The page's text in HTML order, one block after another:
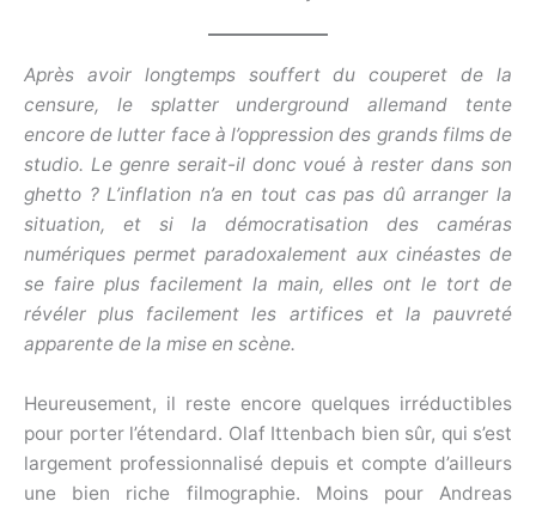
Après avoir longtemps souffert du couperet de la
censure, le splatter underground allemand tente
encore de lutter face à l’oppression des grands films de
studio. Le genre serait-il donc voué à rester dans son
ghetto ? L’inflation n’a en tout cas pas dû arranger la
situation, et si la démocratisation des caméras
numériques permet paradoxalement aux cinéastes de
se faire plus facilement la main, elles ont le tort de
révéler plus facilement les artifices et la pauvreté
apparente de la mise en scène.
Heureusement, il reste encore quelques irréductibles
pour porter l’étendard. Olaf Ittenbach bien sûr, qui s’est
largement professionnalisé depuis et compte d’ailleurs
une bien riche filmographie. Moins pour Andreas